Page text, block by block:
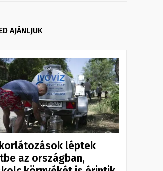
AJÁNLJUK
léptek
az országban,